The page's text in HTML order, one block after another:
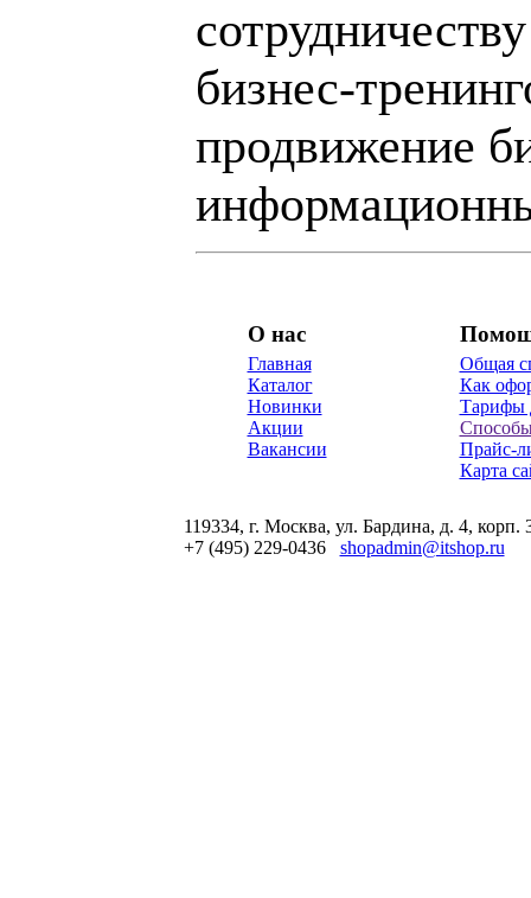
бизнес-
продвижение
О нас
Главная
Каталог
Новинки
Акции
Вакансии
Общая
Как
Тарифы
Прайс-
Карта
119334, г. Москва, ул. Бардина, д. 4, корп.
+7 (495) 229-0436 shopadmin@itshop.ru